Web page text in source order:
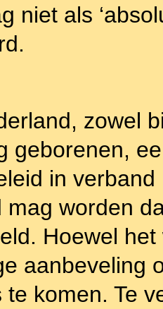
niet als
zowel
geborenen,
in
mag worden
Hoewel
aanbeveling
komen. Te